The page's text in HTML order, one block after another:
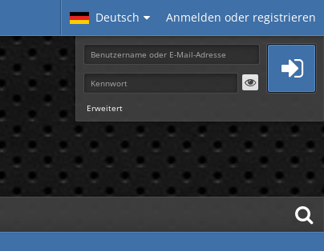
Deutsch Anmelden oder registrieren
Erweitert